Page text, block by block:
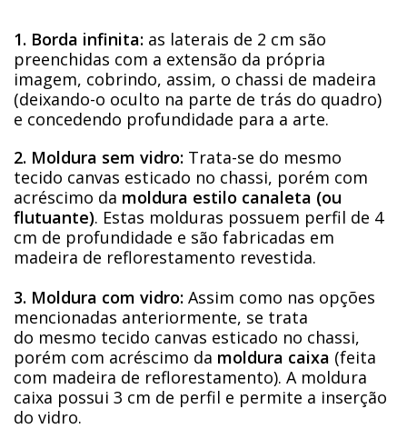
1. Borda infinita: as laterais de 2 cm são
preenchidas com a extensão da própria
imagem, cobrindo, assim, o chassi de madeira
(deixando-o oculto na parte de trás do quadro)
e concedendo profundidade para a arte.
2. Moldura sem vidro: Trata-se do mesmo
tecido canvas esticado no chassi, porém com
acréscimo da moldura estilo canaleta (ou
flutuante). Estas molduras possuem perfil de 4
cm de profundidade e são fabricadas em
madeira de reflorestamento revestida.
3. Moldura com vidro: Assim como nas opções
mencionadas anteriormente, se trata
do mesmo tecido canvas esticado no chassi,
porém com acréscimo da moldura caixa (feita
com madeira de reflorestamento). A moldura
caixa possui 3 cm de perfil e permite a inserção
do vidro.